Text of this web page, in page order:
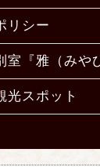
リシー
室『雅（みや
光スポット